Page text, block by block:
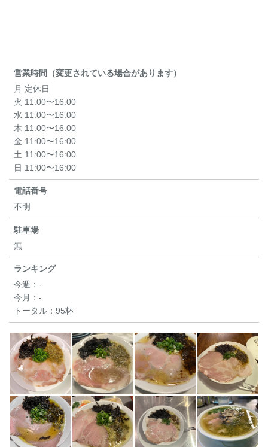
営業時間（変更されている場合があります）
月 定休日
火 11:00〜16:00
水 11:00〜16:00
木 11:00〜16:00
金 11:00〜16:00
土 11:00〜16:00
日 11:00〜16:00
電話番号
不明
駐車場
無
ランキング
今週： -
今月： -
トータル： 95杯